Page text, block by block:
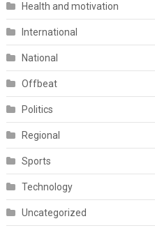
Health and motivation
International
National
Offbeat
Politics
Regional
Sports
Technology
Uncategorized